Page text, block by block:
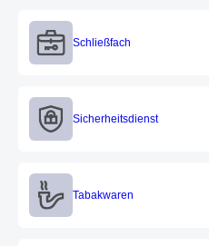
Schließfach
Schließfach
Sicherheitsdienst
Sicherheitsdienst
Tabakwaren
Tabakwaren